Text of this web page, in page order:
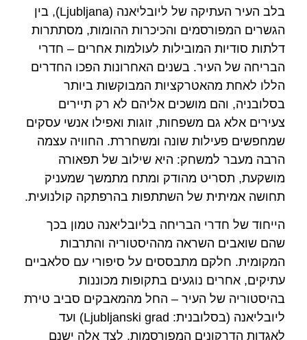
בלב העיר העתיקה של ליובליאנה (Ljubljana), בין
הגשרים המפורסמים והכיכרות ההומות, מסתתרות
דלתות סודיות המובילות לעולמות אחרים – חדרי
הבריחה של העיר. בשנים האחרונות הפכו החדרים
הללו לאחת מהאטרקציות המבוקשות ביותר
בסלובניה, והם מושכים אליהם לא רק תיירים
צעירים אלא גם משפחות, זוגות ואפילו אנשי עסקים
שמחפשים פעילות שונה ומשחררת. החוויה עצמה
הרבה מעבר למשחק: היא שילוב של תפאורה
מושקעת, תסריט מהודק ומתח מתמשך שמעניק
תחושה אמיתית של השתתפות בהרפתקה קולנועית.
הייחוד של חדרי הבריחה בליובליאנה טמון בכך
שהם שואבים השראה מההיסטוריה והתרבות
המקומית. חלקם מתבססים על סיפורי עם סלאביים
עתיקים, אחרים נוגעים בתקופות מכוננות
בהיסטוריה של העיר – החל מהמאבקים סביב טירת
ליובליאנה (בסלובנית: Ljubljanski grad) ועד
לאגדות הדרקונים המפורסמות. לצד אלה ישנם